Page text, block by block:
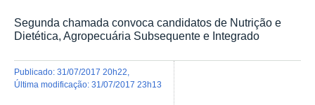
Segunda chamada convoca candidatos de Nutrição e
Dietética, Agropecuária Subsequente e Integrado
publicado: 31/07/2017 20h22
última modificação: 31/07/2017 23h13